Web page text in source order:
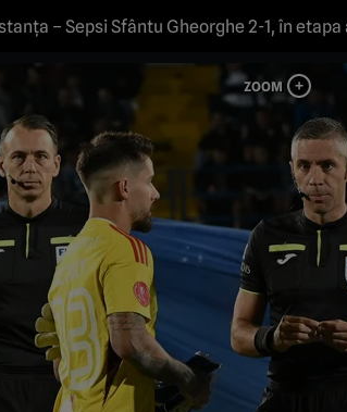
– Sepsi Sfântu Gheorghe 2-1, în